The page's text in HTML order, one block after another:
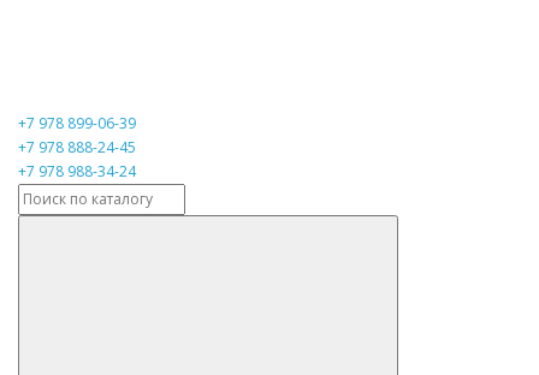
+7 978 899-06-39
+7 978 888-24-45
+7 978 988-34-24